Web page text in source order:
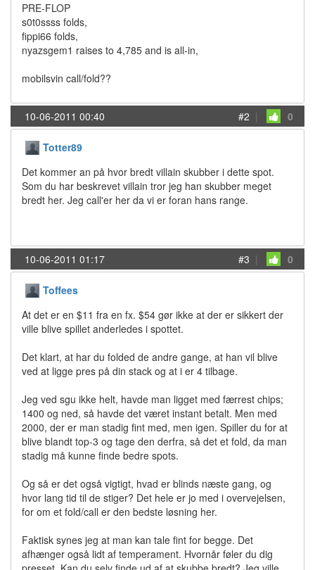
PRE-FLOP
s0t0ssss folds,
fippi66 folds,
nyazsgem1 raises to 4,785 and is all-in,
mobilsvin call/fold??
10-06-2011 00:40 #2 | 0
Totter89
Det kommer an på hvor bredt villain skubber i dette spot.
Som du har beskrevet villain tror jeg han skubber meget
bredt her. Jeg call'er her da vi er foran hans range.
10-06-2011 01:17 #3 | 0
Toffees
At det er en $11 fra en fx. $54 gør ikke at der er sikkert der
ville blive spillet anderledes i spottet.
Det klart, at har du folded de andre gange, at han vil blive
ved at ligge pres på din stack og at i er 4 tilbage.
Jeg ved sgu ikke helt, havde man ligget med færrest chips;
1400 og ned, så havde det været instant betalt. Men med
2000, der er man stadig fint med, men igen. Spiller du for at
blive blandt top-3 og tage den derfra, så det et fold, da man
stadig må kunne finde bedre spots.
Og så er det også vigtigt, hvad er blinds næste gang, og
hvor lang tid til de stiger? Det hele er jo med i overvejelsen,
for om et fold/call er den bedste løsning her.
Faktisk synes jeg at man kan tale fint for begge. Det
afhænger også lidt af temperament. Hvornår føler du dig